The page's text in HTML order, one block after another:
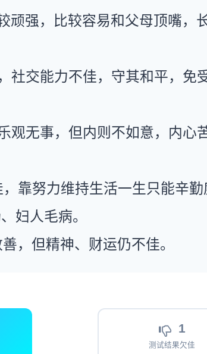
顽强，比较容易和父母顶嘴，
社交能力不佳，守其和平，免
观无事，但内则不如意，内心
靠努力维持生活一生只能辛勤
妇人毛病。
，但精神、财运仍不佳。
1
测试结果欠佳